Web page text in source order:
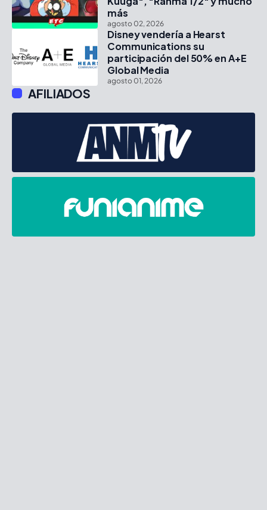
más
agosto 02, 2026
Disney vendería a Hearst
Communications su
participación del 50% en A+E
Global Media
agosto 01, 2026
AFILIADOS